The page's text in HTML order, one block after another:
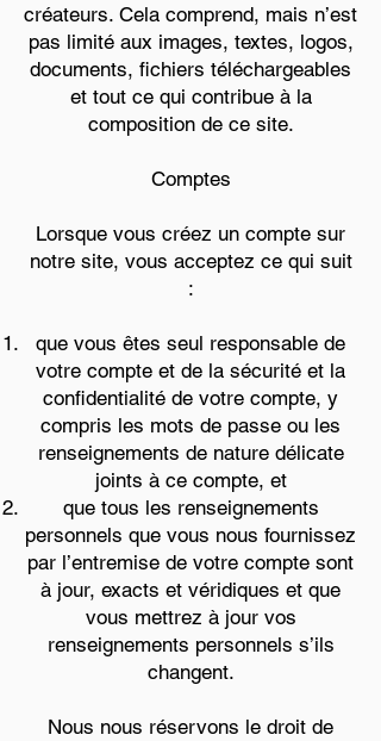
créateurs. Cela comprend, mais n’est
pas limité aux images, textes, logos,
documents, fichiers téléchargeables
et tout ce qui contribue à la
composition de ce site.
Comptes
Lorsque vous créez un compte sur
notre site, vous acceptez ce qui suit
:
que vous êtes seul responsable de
votre compte et de la sécurité et la
confidentialité de votre compte, y
compris les mots de passe ou les
renseignements de nature délicate
joints à ce compte, et
que tous les renseignements
personnels que vous nous fournissez
par l’entremise de votre compte sont
à jour, exacts et véridiques et que
vous mettrez à jour vos
renseignements personnels s’ils
changent.
Nous nous réservons le droit de